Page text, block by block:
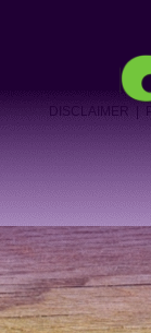
DISCLAIMER